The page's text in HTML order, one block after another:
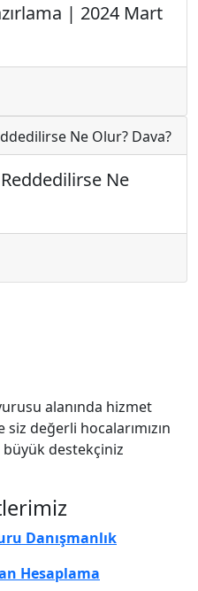
| 2024 Mart
Ne
alanında hizmet
değerli hocalarımızın
destekçiniz
Danışmanlık
Hesaplama